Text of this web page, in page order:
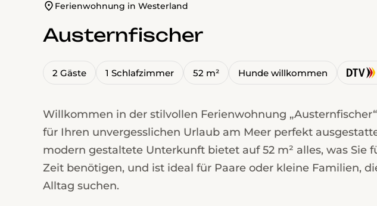
Ferienwohnung in Westerland
Austernfischer
2 Gäste 1 Schlafzimmer 52 m² Hunde willkommen
Willkommen in der stilvollen Ferienwohnung
für Ihren unvergesslichen Urlaub am Meer perfekt
modern gestaltete Unterkunft bietet auf 52 m² alles, was Sie
Zeit benötigen, und ist ideal für Paare oder kleine Familien,
Alltag suchen.